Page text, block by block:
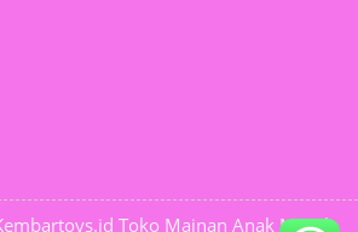
Toko Mainan Anak Murah